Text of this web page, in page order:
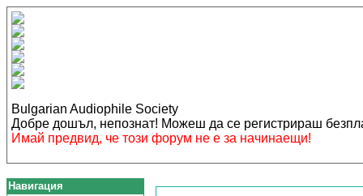
Bulgarian Audiophile Society
Добре дошъл, непознат! Можеш да се регистрираш
Имай предвид, че този форум не е за начинаещи!
Навигация